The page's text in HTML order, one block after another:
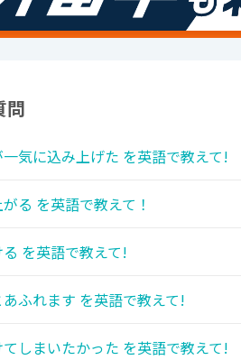
問
気に込み上げた を英語で教えて!
る を英語で教えて！
を英語で教えて!
ふれます を英語で教えて!
しまいたかった を英語で教えて!